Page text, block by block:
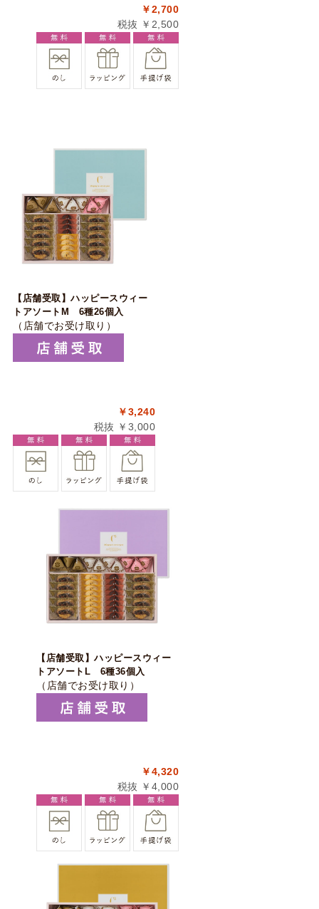
￥2,700
税抜 ￥2,500
【店舗受取】ハッピースウィー
トアソートM 6種26個入
（店舗でお受け取り）
￥3,240
税抜 ￥3,000
【店舗受取】ハッピースウィー
トアソートL 6種36個入
（店舗でお受け取り）
￥4,320
税抜 ￥4,000